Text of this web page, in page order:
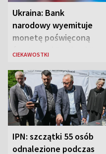
Ukraina: Bank
narodowy wyemituje
monetę poświęconą
św. Janowi Pawłowi II
CIEKAWOSTKI
IPN: szczątki 55 osób
odnalezione podczas